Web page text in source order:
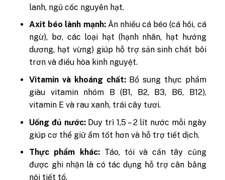
lanh, ngũ cốc nguyên hạt.
Axit béo lành mạnh:Ăn nhiều cá béo (cá hồi, cá
ngừ), bơ, các loại hạt (hạnh nhân, hạt hướng
dương, hạt vừng) giúp hỗ trợ sản sinh chất bôi
trơn và điều hòa kinh nguyệt.
Vitamin và khoáng chất:Bổ sung thực phẩm
giàu vitamin nhóm B (B1, B2, B3, B6, B12),
vitamin E và rau xanh, trái cây tươi.
Uống đủ nước:Duy trì 1,5 – 2 lít nước mỗi ngày
giúp cơ thể giữ ẩm tốt hơn và hỗ trợ tiết dịch.
Thực phẩm khác:Táo, tỏi và cần tây cũng
được ghi nhận là có tác dụng hỗ trợ cân bằng
nội tiết tố.